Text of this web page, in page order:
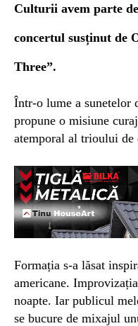
Culturii avem parte
concertul susținut de
Three”.
Într-o lume a sunetelor
propune o misiune
atemporal al trioului de
Formația s-a lăsat
americane.
noapte. Iar publicul
se bucure de mixajul